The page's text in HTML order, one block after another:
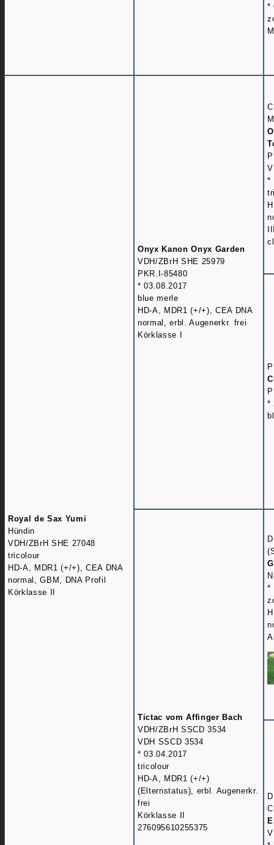
*
Royal de Sax Yumi
Hündin
VDH/ZBrH SHE 27048
tricolour
HD-A, MDR1 (+/+), CEA DNA
normal, GBM, DNA Profil
Körklasse II
Onyx Kanon Onyx Garden
VDH/ZBrH SHE 25979
PKR.I-85480
* 03.08.2017
blue merle
HD-A, MDR1 (+/+), CEA DNA
normal, erbl. Augenerkr. frei
Körklasse I
*
*
Tictac vom Affinger Bach
VDH/ZBrH SSCD 3534
VDH SSCD 3534
* 03.04.2017
tricolour
HD-A, MDR1 (+/+)
(Elternstatus), erbl. Augenerkr.
frei
Körklasse II
276095610255375
*